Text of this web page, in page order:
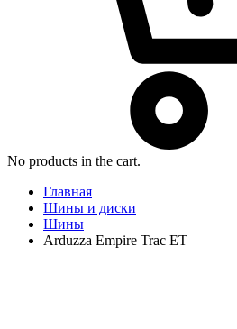
No products in the cart.
Главная
Шины и диски
Шины
Arduzza Empire Trac ET